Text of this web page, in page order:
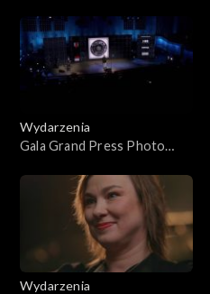
Wydarzenia
Gala Grand Press Photo
Wydarzenia